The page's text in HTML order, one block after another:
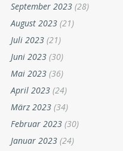
September 2023 (28)
August 2023 (21)
Juli 2023 (21)
Juni 2023 (30)
Mai 2023 (36)
April 2023 (24)
März 2023 (34)
Februar 2023 (30)
Januar 2023 (24)